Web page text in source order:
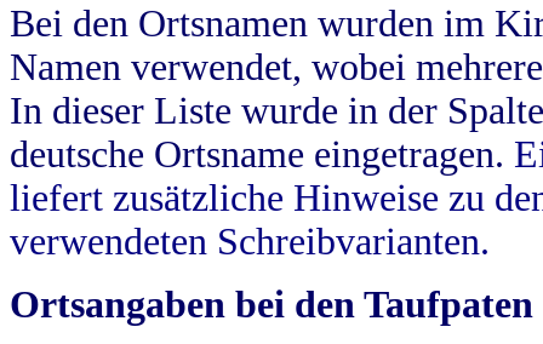
Bei den Ortsnamen wurden im
Namen verwendet, wobei
In dieser Liste wurde in der
deutsche Ortsname eingetragen.
liefert zusätzliche Hinweise zu
verwendeten Schreibvarianten.
Ortsangaben bei den Taufpaten